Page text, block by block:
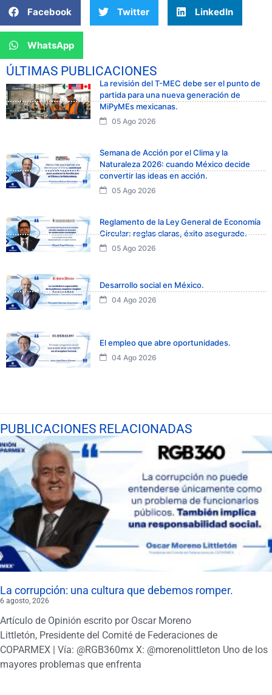
Facebook Twitter LinkedIn
WhatsApp
ÚLTIMAS PUBLICACIONES
La revisión del T-MEC debe ser el punto de
partida para una nueva generación de
MiPyMEs mexicanas.
05 Ago 2026
Semana de Acción por el Clima y la
Naturaleza 2026: cuando México decide
convertir las ideas en acción.
05 Ago 2026
Reglamento de la Ley General de Economía
Circular: reglas claras, éxito asegurado.
05 Ago 2026
Desarrollo social en México.
04 Ago 2026
El empleo que abre oportunidades.
04 Ago 2026
PUBLICACIONES RELACIONADAS
La corrupción: una cultura que debemos romper.
6 agosto, 2026
Artículo de Opinión escrito por Oscar Moreno
Littletón, Presidente del Comité de Federaciones de
COPARMEX | Vía: @RGB360mx X: @morenolittleton Uno de los
mayores problemas que enfrenta